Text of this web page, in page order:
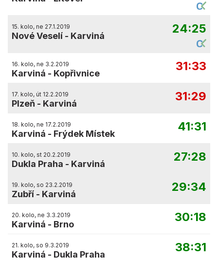
15. kolo, ne 27.1.2019
Nové Veselí - Karviná
24:25
16. kolo, ne 3.2.2019
Karviná - Kopřivnice
31:33
17. kolo, út 12.2.2019
Plzeň - Karviná
31:29
18. kolo, ne 17.2.2019
Karviná - Frýdek Místek
41:31
10. kolo, st 20.2.2019
Dukla Praha - Karviná
27:28
19. kolo, so 23.2.2019
Zubří - Karviná
29:34
20. kolo, ne 3.3.2019
Karviná - Brno
30:18
21. kolo, so 9.3.2019
Karviná - Dukla Praha
38:31